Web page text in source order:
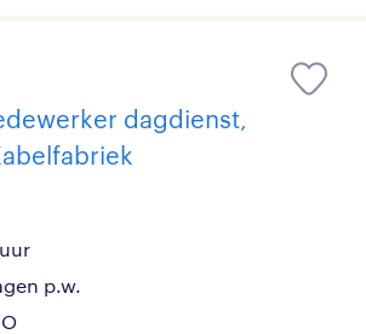
dagdienst,
p.w.